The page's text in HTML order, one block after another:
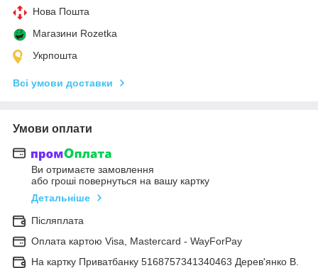
Нова Пошта
Магазини Rozetka
Укрпошта
Всі умови доставки
Умови оплати
Ви отримаєте замовлення
або гроші повернуться на вашу картку
Детальніше
Післяплата
Оплата картою Visa, Mastercard - WayForPay
На картку Приватбанку 5168757341340463 Дерев'янко В.